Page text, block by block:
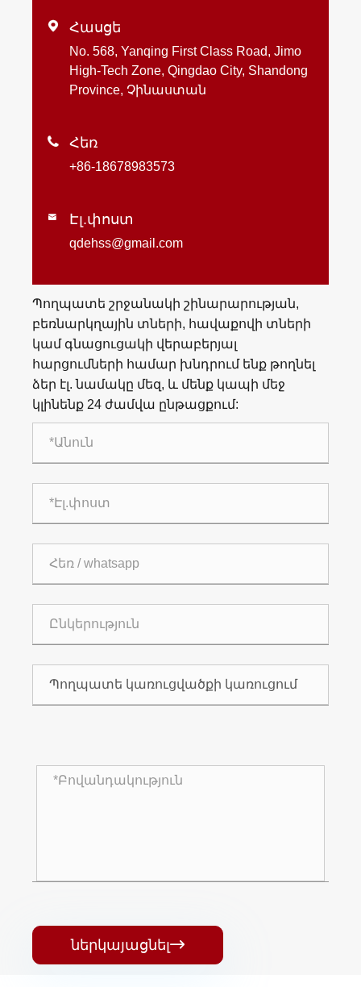
 Հասցե
No. 568, Yanqing First Class Road, Jimo
High-Tech Zone, Qingdao City, Shandong
Province, Չինաստան
 Հեռ
+86-18678983573
 Էլ.փոստ
qdehss@gmail.com
Պողպատե շրջանակի շինարարության,
բեռնարկղային տների, հավաքովի տների
կամ գնացուցակի վերաբերյալ
հարցումների համար խնդրում ենք թողնել
ձեր էլ. նամակը մեզ, և մենք կապի մեջ
կլինենք 24 ժամվա ընթացքում:
ներկայացնել